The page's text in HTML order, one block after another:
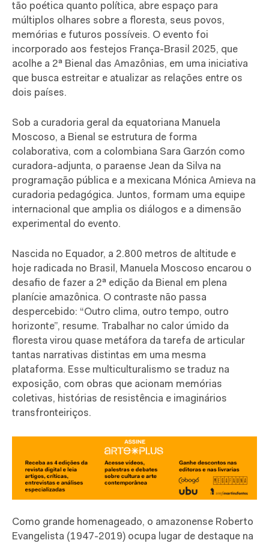
tão poética quanto política, abre espaço para
múltiplos olhares sobre a floresta, seus povos,
memórias e futuros possíveis. O evento foi
incorporado aos festejos França-Brasil 2025, que
acolhe a 2ª Bienal das Amazônias, em uma iniciativa
que busca estreitar e atualizar as relações entre os
dois países.
Sob a curadoria geral da equatoriana Manuela
Moscoso, a Bienal se estrutura de forma
colaborativa, com a colombiana Sara Garzón como
curadora-adjunta, o paraense Jean da Silva na
programação pública e a mexicana Mónica Amieva na
curadoria pedagógica. Juntos, formam uma equipe
internacional que amplia os diálogos e a dimensão
experimental do evento.
Nascida no Equador, a 2.800 metros de altitude e
hoje radicada no Brasil, Manuela Moscoso encarou o
desafio de fazer a 2ª edição da Bienal em plena
planície amazônica. O contraste não passa
despercebido: “Outro clima, outro tempo, outro
horizonte”, resume. Trabalhar no calor úmido da
floresta virou quase metáfora da tarefa de articular
tantas narrativas distintas em uma mesma
plataforma. Esse multiculturalismo se traduz na
exposição, com obras que acionam memórias
coletivas, histórias de resistência e imaginários
transfronteiriços.
Como grande homenageado, o amazonense Roberto
Evangelista (1947-2019) ocupa lugar de destaque na